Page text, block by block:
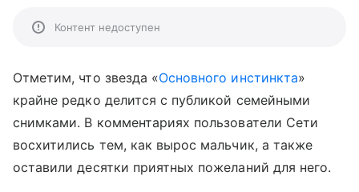
Контент недоступен
Отметим, что звезда «Основного инстинкта»
крайне редко делится с публикой семейными
снимками. В комментариях пользователи Сети
восхитились тем, как вырос мальчик, а также
оставили десятки приятных пожеланий для него.